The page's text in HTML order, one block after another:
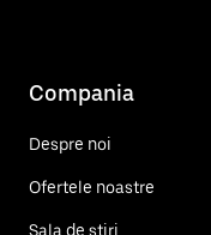
Compania
Despre noi
Ofertele noastre
Sala de știri